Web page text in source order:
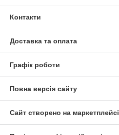
Контакти
Доставка та оплата
Графік роботи
Повна версія сайту
Сайт створено на маркетплейсі